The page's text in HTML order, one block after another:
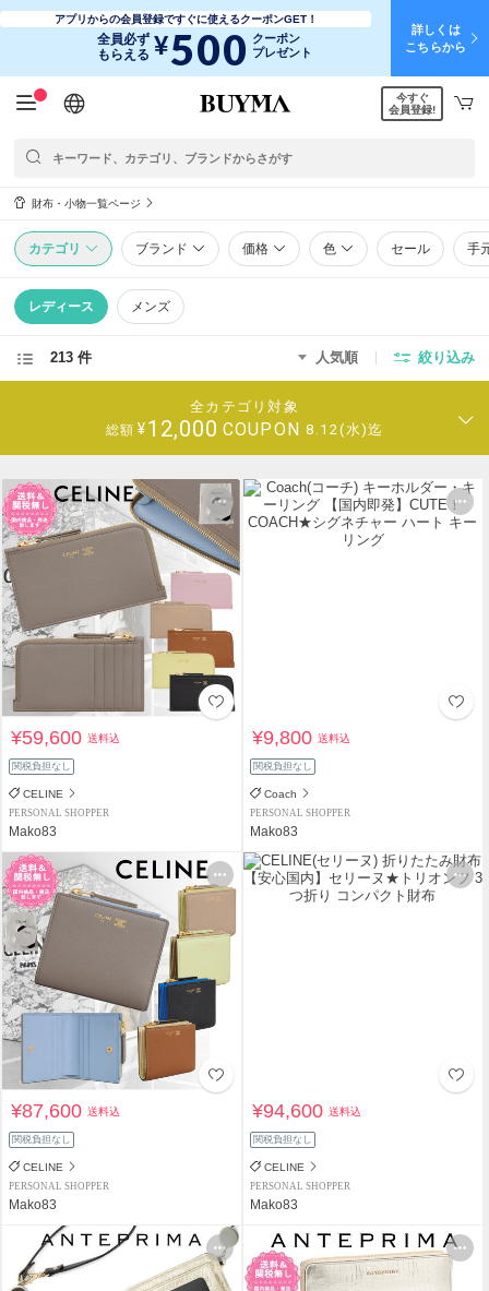
アプリからの会員登録ですぐに使えるクーポンGET！
全員必ず
もらえる ¥500 クーポン
プレゼント
詳しくは
こちらから
日本語
English
简体中文
繁體中文
今すぐ
会員登録!
財布・小物一覧ページ
カテゴリ ブランド 価格 色 セール 手
レディース メンズ
213 件 人気順 絞り込み
全カテゴリ対象
総額 ¥12,000 COUPON 8.12(水)迄
¥59,600送料込
関税負担なし
CELINE
PERSONAL SHOPPER
Mako83
¥9,800送料込
関税負担なし
Coach
PERSONAL SHOPPER
Mako83
¥87,600送料込
関税負担なし
CELINE
PERSONAL SHOPPER
Mako83
¥94,600送料込
関税負担なし
CELINE
PERSONAL SHOPPER
Mako83